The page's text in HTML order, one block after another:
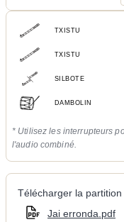
TXISTU
TXISTU
SILBOTE
DAMBOLIN
* Utilisez les interrupteurs
l'audio combiné.
Télécharger la partition
Jai erronda.pdf